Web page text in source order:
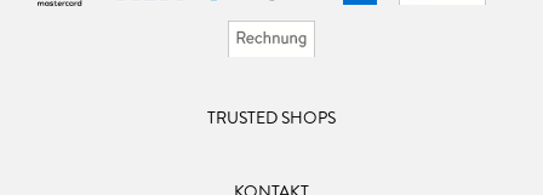
TRUSTED SHOPS